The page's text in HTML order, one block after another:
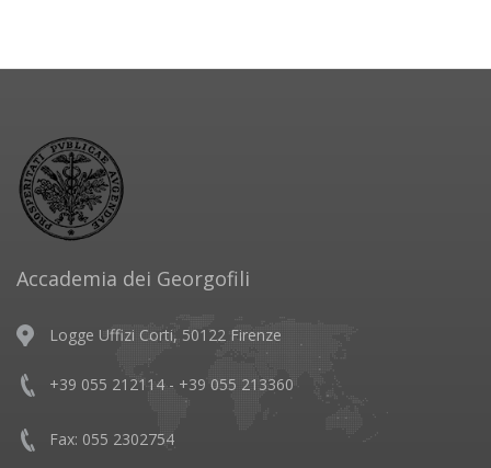
Accademia dei Georgofili
Logge Uffizi Corti, 50122 Firenze
+39 055 212114 - +39 055 213360
Fax: 055 2302754